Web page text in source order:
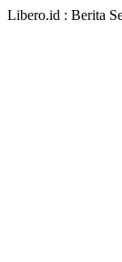
Libero.id : Berita